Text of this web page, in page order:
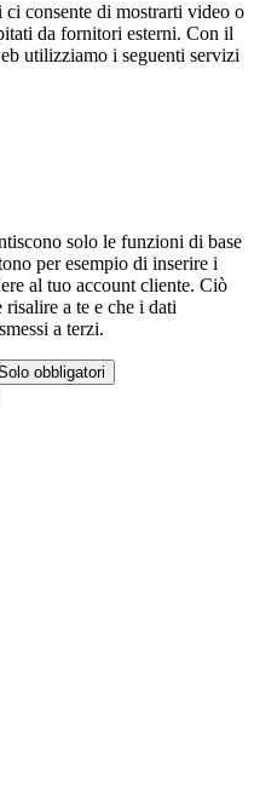
consente di mostrarti video o
da fornitori esterni. Con il
utilizziamo i seguenti servizi
solo le funzioni di base
per esempio di inserire i
al tuo account cliente. Ciò
a te e che i dati
a terzi.
obbligatori